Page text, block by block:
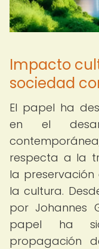
Impacto
sociedad
El papel ha
en el
respecta a la
la
la cultura.
por Johannes
papel ha
propagación